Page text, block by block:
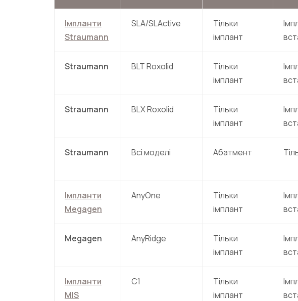
Імпланти
Straumann
SLA/SLActive
Тільки
імплант
Straumann BLT Roxolid
Тільки
імплант
Straumann BLX Roxolid
Тільки
імплант
Straumann Всі моделі Абатмент
Імпланти
Megagen
AnyOne
Тільки
імплант
Megagen AnyRidge
Тільки
імплант
Імпланти
MIS
C1
Тільки
імплант